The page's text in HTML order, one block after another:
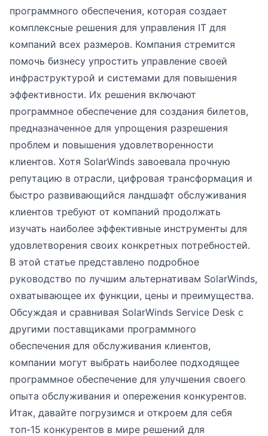
программного обеспечения, которая создает
комплексные решения для управления IT для
компаний всех размеров. Компания стремится
помочь бизнесу упростить управление своей
инфраструктурой и системами для повышения
эффективности. Их решения включают
программное обеспечение для создания билетов,
предназначенное для упрощения разрешения
проблем и повышения удовлетворенности
клиентов. Хотя SolarWinds завоевала прочную
репутацию в отрасли, цифровая трансформация и
быстро развивающийся ландшафт обслуживания
клиентов требуют от компаний продолжать
изучать наиболее эффективные инструменты для
удовлетворения своих конкретных потребностей.
В этой статье представлено подробное
руководство по лучшим альтернативам SolarWinds,
охватывающее их функции, цены и преимущества.
Обсуждая и сравнивая SolarWinds Service Desk с
другими поставщиками программного
обеспечения для обслуживания клиентов,
компании могут выбрать наиболее подходящее
программное обеспечение для улучшения своего
опыта обслуживания и опережения конкурентов.
Итак, давайте погрузимся и откроем для себя
топ-15 конкурентов в мире решений для